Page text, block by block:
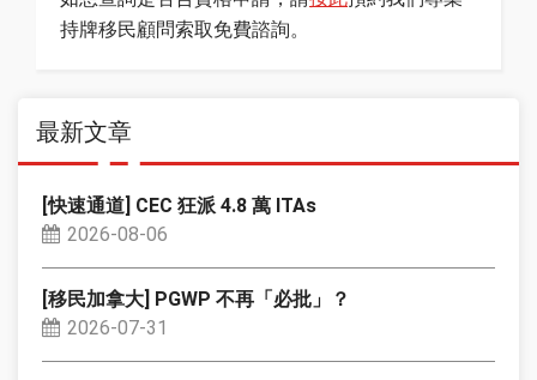
持牌移民顧問索取免費諮詢。
最新文章
[快速通道] CEC 狂派 4.8 萬 ITAs
2026-08-06
[移民加拿大] PGWP 不再「必批」？
2026-07-31